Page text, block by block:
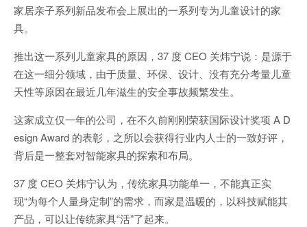
家居亲子系列新品发布会上展出的一系列专为儿童设计的家
具。
推出这一系列儿童家具的原因，37 度 CEO 关炜宁说：是源于
在这一细分领域，由于质量、环保、设计、没有充分考量儿童
天性等原因在最近几年滋生的安全事故频繁发生。
这家成立仅一年的公司，在不久前刚刚荣获国际设计奖项 A D
esign Award 的表彰，之所以会获得行业内人士的一致好评，
背后是一整套对智能家具的探索和布局。
37 度 CEO 关炜宁认为，传统家具功能单一，不能真正实
现“为每个人量身定制”的需求，而家是温暖的，以科技赋能其
产品，可以让传统家具“活”了起来。